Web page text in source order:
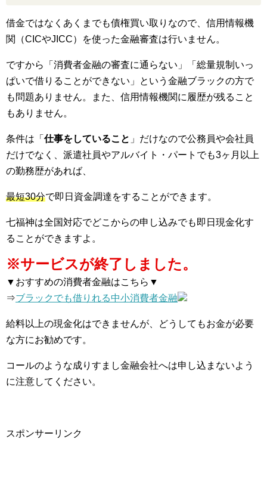
借金ではなくあくまでも債権買い取りなので、信用情報機
関（CICやJICC）を使った金融審査は行いません。
ですから「消費者金融の審査に通らない」「総量規制いっ
ぱいで借りることができない」という金融ブラックの方で
も問題ありません。また、信用情報機関に履歴が残ること
もありません。
条件は「 仕事をしていること 」だけなので公務員や会社員
だけでなく、派遣社員やアルバイト・パートでも3ヶ月以上
の勤務歴があれば、
最短30分で即日資金調達をすることができます。
七福神は全国対応でどこからの申し込みでも即日現金化す
ることができますよ。
※サービスが終了しました。
▼おすすめの消費者金融はこちら▼
⇒ブラックでも借りれる中小消費者金融
給料以上の現金化はできませんが、どうしてもお金が必要
な方にお勧めです。
コールのような成りすまし金融会社へは申し込まないよう
に注意してください。
スポンサーリンク